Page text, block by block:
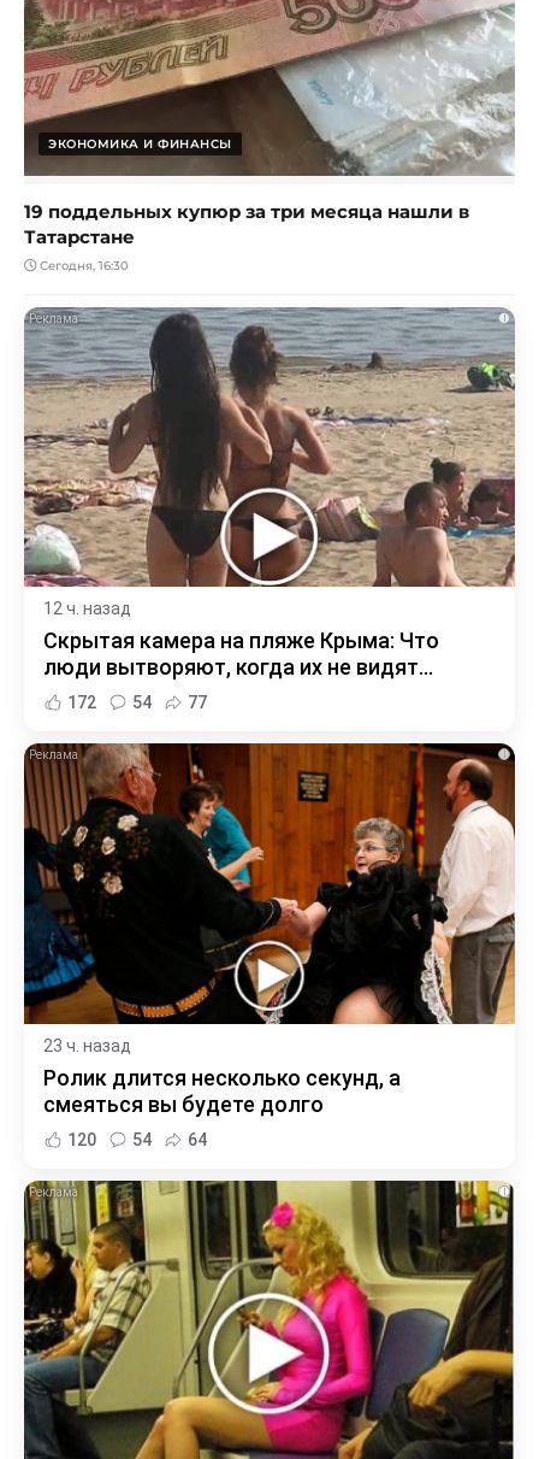
ЭКОНОМИКА И ФИНАНСЫ
19 поддельных купюр за три месяца нашли в
Татарстане
Сегодня, 16:30
i
12 ч. назад
Скрытая камера на пляже Крыма: Что
люди вытворяют, когда их не видят...
172 54 77
i
23 ч. назад
Ролик длится несколько секунд, а
смеяться вы будете долго
120 54 64
i